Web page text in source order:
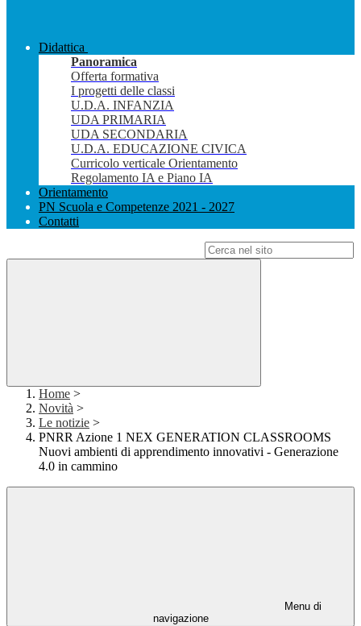
Didattica
Panoramica
Offerta formativa
I progetti delle classi
U.D.A. INFANZIA
UDA PRIMARIA
UDA SECONDARIA
U.D.A. EDUCAZIONE CIVICA
Curricolo verticale Orientamento
Regolamento IA e Piano IA
Orientamento
PN Scuola e Competenze 2021 - 2027
Contatti
Home >
Novità >
Le notizie >
PNRR Azione 1 NEX GENERATION CLASSROOMS
Nuovi ambienti di apprendimento innovativi - Generazione
4.0 in cammino
Menu di
navigazione